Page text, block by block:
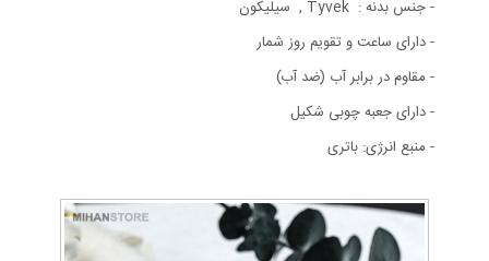
- جنس بدنه : Tyvek , سیلیکون
- دارای ساعت و تقویم روز شمار
- مقاوم در برابر آب (ضد آب)
- دارای جعبه چوبی شکیل
- منبع انرژی: باتری